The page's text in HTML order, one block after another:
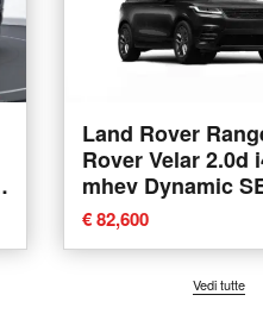
Land Rover
Rover Velar 2.0d
mhev Dynamic
204cv auto
Corciano
€ 82,600
Vedi tutte